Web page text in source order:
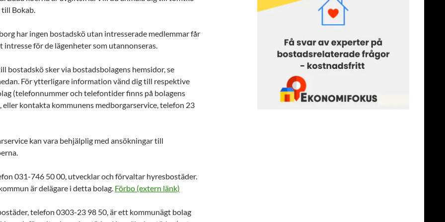
Bokab.
har ingen bostadskö utan intresserade medlemmar får
intresse för de lägenheter som utannonseras.
bostadskö sker via bostadsbolagens hemsidor, se
För ytterligare information vänd dig till respektive
(telefonnummer och telefontider finns på bolagens
eller kontakta kommunens medborgarservice, telefon 23
kan vara behjälplig med ansökningar till
031-746 50 00, utvecklar och förvaltar hyresbostäder.
är delägare i detta bolag. Förbo (extern länk)
telefon 0303-23 98 50, är ett kommunägt bolag